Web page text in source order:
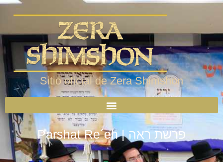
Sitio oficial de Zera Shimshon
Parshat Re´eh | פרשת ראה